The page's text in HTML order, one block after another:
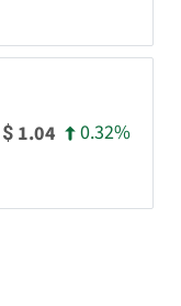
$ 1.04 0.32%